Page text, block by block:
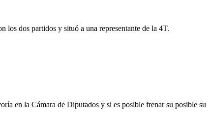
dos partidos y situó a una representante de la 4T.
en la Cámara de Diputados y si es posible frenar su posible su